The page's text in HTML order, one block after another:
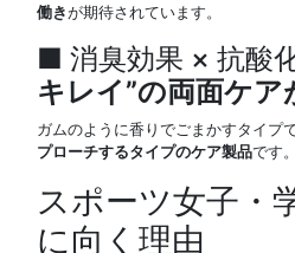
働きが期待されています。
■ 消臭効果 × 抗酸
キレイ”の両面ケ
ガムのように香りでごまかすタイプ
プローチするタイプのケア製品です。
スポーツ女子・
に向く理由